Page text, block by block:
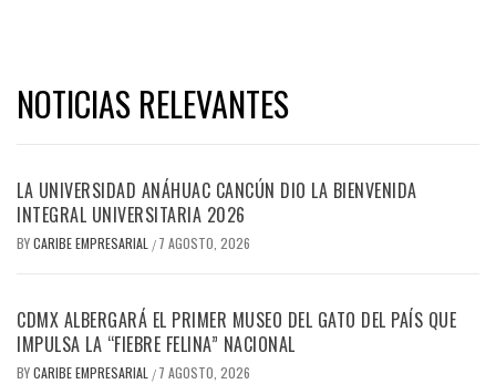
NOTICIAS RELEVANTES
LA UNIVERSIDAD ANÁHUAC CANCÚN DIO LA BIENVENIDA
INTEGRAL UNIVERSITARIA 2026
BYCARIBE EMPRESARIAL / 7 AGOSTO, 2026
CDMX ALBERGARÁ EL PRIMER MUSEO DEL GATO DEL PAÍS QUE
IMPULSA LA “FIEBRE FELINA” NACIONAL
BYCARIBE EMPRESARIAL / 7 AGOSTO, 2026